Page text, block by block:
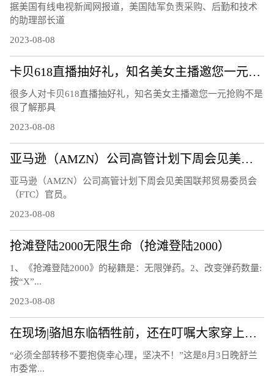
据美国有线电视新闻网报道，美国陆军负责采购、后勤和技术
的助理部长道
2023-08-08
卡贝618直播抽好礼，知名美女主播邀您一元抢购
很多人对卡贝618直播抽好礼，知名美女主播邀您一元抢购不是
很了解那具
2023-08-08
亚马逊（AMZN）公司高管计划下周会见美国联邦贸易委员会（FTC）官员
亚马逊（AMZN）公司高管计划下周会见美国联邦贸易委员会
（FTC）官员。
2023-08-08
抢滩登陆2000无限生命（抢滩登陆2000）
1、《抢滩登陆2000》的秘籍是：无限弹药。2、改变弹药数量:
按“X”...
2023-08-08
在现场|骆旭东临牺牲前，还在叮嘱大家穿上救生衣
“必须全部转移不要抱侥幸心理，坚决不！”这是8月3日晚舒兰
市委常...